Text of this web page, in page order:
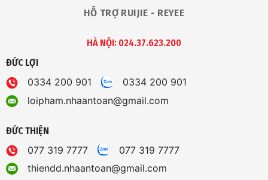
HỖ TRỢ RUIJIE - REYEE
HÀ NỘI: 024.37.623.200
ĐỨC LỢI
0334 200 901
0334 200 901
loipham.nhaantoan@gmail.com
ĐỨC THIỆN
077 319 7777
077 319 7777
thiendd.nhaantoan@gmail.com